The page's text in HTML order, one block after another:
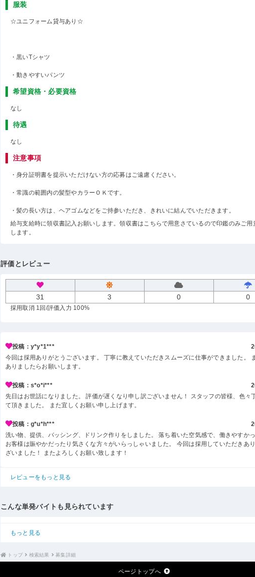
服装
☆ユニフォーム貸与あり☆
・黒いTシャツ
・動きやすいパンツ
希望資格・必要資格
なし
待遇
なし
注意事項
・身分証明書を提示いただけない方の応募はご遠慮ください。
・常識の範囲内の髪型やカラーＯＫです。
・髪の長い方は、ヘアゴムなどをご持参いただき、きれいに結んでいただきます。
給与支給時に領収書記入お願いします。領収書はこちらで用意さているので印鑑のみご用
します。
評価とレビュー
31 3 0 0
採用取消 1回 /評価入力 100%
投稿：y*y*1***
今回は採用ありがとうございます。 丁寧に教えていただきスムーズに仕事ができました。
ありましたらお願いします。
投稿：s*o*i***
先日はお世話になりました。 評価が遅くなり申し訳ございません！ スタッフの皆様、色々
て頂きました。 また宜しくお願い申し上げます。
投稿：g*u*h***
洗い物、提供、バッシング、ドリンク作りをしました。 落ち着いた空気感で、働きやすか
お客様は賑やかだったり気さくな方々がいらっしゃいました。 今回は採用していただきあ
ざいました！ またよろしくお願い致します！
レビューをもっと見る
こんな単発バイトも見られています
もっと見る
トップ 検索結果 募集詳細
ページトップへ